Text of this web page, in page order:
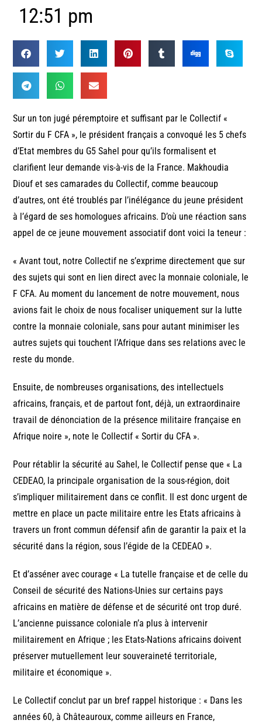
12:51 pm
Sur un ton jugé péremptoire et suffisant par le Collectif «
Sortir du F CFA », le président français a convoqué les 5 chefs
d’Etat membres du G5 Sahel pour qu’ils formalisent et
clarifient leur demande vis-à-vis de la France. Makhoudia
Diouf et ses camarades du Collectif, comme beaucoup
d’autres, ont été troublés par l’inélégance du jeune président
à l’égard de ses homologues africains. D’où une réaction sans
appel de ce jeune mouvement associatif dont voici la teneur :
« Avant tout, notre Collectif ne s’exprime directement que sur
des sujets qui sont en lien direct avec la monnaie coloniale, le
F CFA. Au moment du lancement de notre mouvement, nous
avions fait le choix de nous focaliser uniquement sur la lutte
contre la monnaie coloniale, sans pour autant minimiser les
autres sujets qui touchent l’Afrique dans ses relations avec le
reste du monde.
Ensuite, de nombreuses organisations, des intellectuels
africains, français, et de partout font, déjà, un extraordinaire
travail de dénonciation de la présence militaire française en
Afrique noire », note le Collectif « Sortir du CFA ».
Pour rétablir la sécurité au Sahel, le Collectif pense que « La
CEDEAO, la principale organisation de la sous-région, doit
s’impliquer militairement dans ce conflit. Il est donc urgent de
mettre en place un pacte militaire entre les Etats africains à
travers un front commun défensif afin de garantir la paix et la
sécurité dans la région, sous l’égide de la CEDEAO ».
Et d’asséner avec courage « La tutelle française et de celle du
Conseil de sécurité des Nations-Unies sur certains pays
africains en matière de défense et de sécurité ont trop duré.
L’ancienne puissance coloniale n’a plus à intervenir
militairement en Afrique ; les Etats-Nations africains doivent
préserver mutuellement leur souveraineté territoriale,
militaire et économique ».
Le Collectif conclut par un bref rappel historique : « Dans les
années 60, à Châteauroux, comme ailleurs en France,